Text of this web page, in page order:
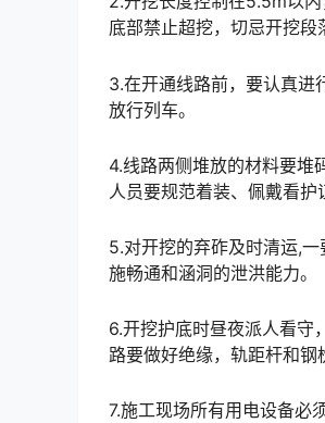
底部禁止超挖，切忌开挖段
3.在开通线路前，要认真进
放行列车。
4.线路两侧堆放的材料要堆
人员要规范着装、佩戴看护
5.对开挖的弃砟及时清运,
施畅通和涵洞的泄洪能力。
6.开挖护底时昼夜派人看守
路要做好绝缘，轨距杆和钢
7.施工现场所有用电设备必